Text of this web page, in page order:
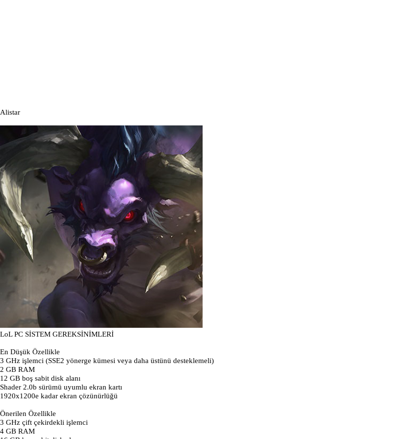
Alistar
LoL PC SİSTEM GEREKSİNİMLERİ
En Düşük Özellikle
3 GHz işlemci (SSE2 yönerge kümesi veya daha üstünü desteklemeli)
2 GB RAM
12 GB boş sabit disk alanı
Shader 2.0b sürümü uyumlu ekran kartı
1920x1200e kadar ekran çözünürlüğü
Önerilen Özellikle
3 GHz çift çekirdekli işlemci
4 GB RAM